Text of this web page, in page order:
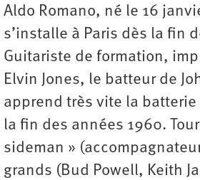
Aldo Romano, né le 16
s’installe à Paris dès la fin
Guitariste de formation,
Elvin Jones, le batteur de
apprend très vite la batterie
la fin des années 1960.
sideman »
grands (Bud Powell, Keith